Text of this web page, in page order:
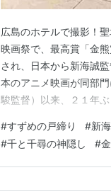
広島のホテルで撮影！
映画祭で、最高賞「金
され、日本から新海誠
本のアニメ映画が同部
駿監督）以来、２１年
億円に達している。 －
ネツィアとカンヌ。国
#すずめの戸締り #新
#千と千尋の神隠し #